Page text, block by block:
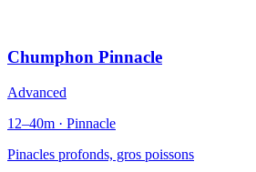
Chumphon Pinnacle
Advanced
12–40m · Pinnacle
Pinacles profonds, gros poissons